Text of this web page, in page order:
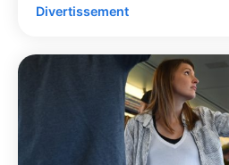
Divertissement